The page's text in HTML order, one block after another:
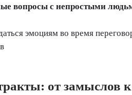
вопросы с непростыми
эмоциям во время
от замыслов к